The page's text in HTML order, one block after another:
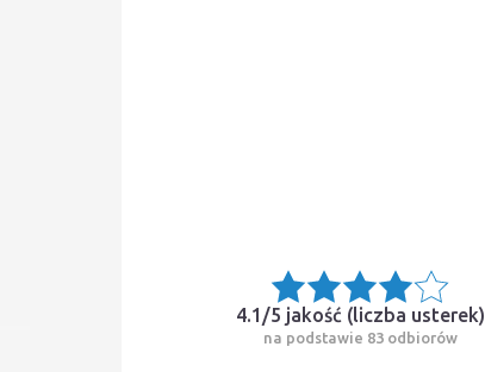
4.1/5 jakość (liczba usterek)
na podstawie 83 odbiorów